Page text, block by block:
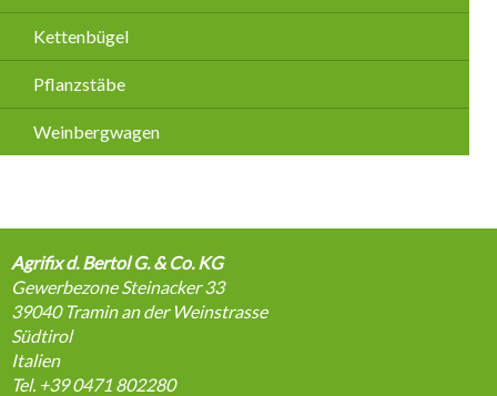
Kettenbügel
Pflanzstäbe
Weinbergwagen
Agrifix d. Bertol G. & Co. KG
Gewerbezone Steinacker 33
39040 Tramin an der Weinstrasse
Südtirol
Italien
Tel. +39 0471 802280